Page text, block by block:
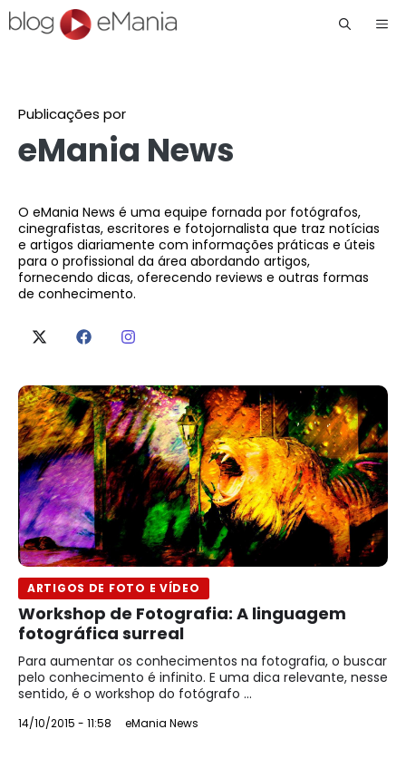
Publicações por
eMania News
O eMania News é uma equipe fornada por fotógrafos,
cinegrafistas, escritores e fotojornalista que traz notícias
e artigos diariamente com informações práticas e úteis
para o profissional da área abordando artigos,
fornecendo dicas, oferecendo reviews e outras formas
de conhecimento.
ARTIGOS DE FOTO E VÍDEO
Workshop de Fotografia: A linguagem
fotográfica surreal
Para aumentar os conhecimentos na fotografia, o buscar
pelo conhecimento é infinito. E uma dica relevante, nesse
sentido, é o workshop do fotógrafo ...
14/10/2015 - 11:58 eMania News